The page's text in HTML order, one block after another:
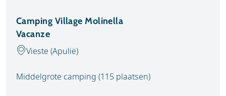
Camping Village Molinella
Vacanze
Vieste (Apulië)
Middelgrote camping (115 plaatsen)